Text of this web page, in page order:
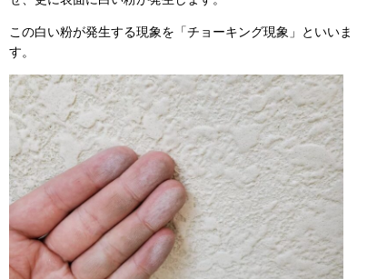
この白い粉が発生する現象を「チョーキング現象」といいま
す。